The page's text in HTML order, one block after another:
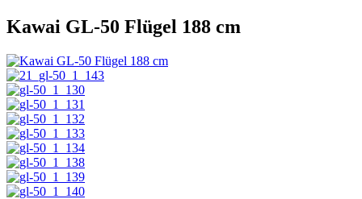
Kawai GL-50 Flügel 188 cm